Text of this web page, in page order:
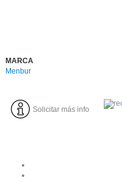
MARCA
Menbur
Solicitar más info